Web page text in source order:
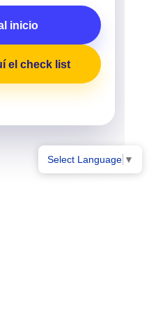
inicio
el check list
Select Language ▼